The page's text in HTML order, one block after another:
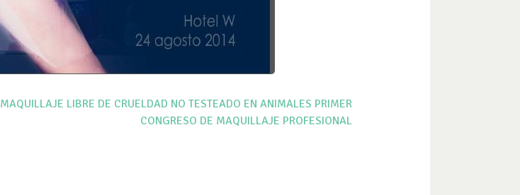
MAQUILLAJE LIBRE DE CRUELDAD NO TESTEADO EN ANIMALES PRIMER
CONGRESO DE MAQUILLAJE PROFESIONAL